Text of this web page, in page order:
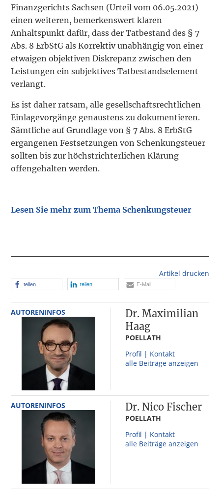
Finanzgerichts Sachsen (Urteil vom 06.05.2021)
einen weiteren, bemerkenswert klaren
Anhaltspunkt dafür, dass der Tatbestand des § 7
Abs. 8 ErbStG als Korrektiv unabhängig von einer
etwaigen objektiven Diskrepanz zwischen den
Leistungen ein subjektives Tatbestandselement
verlangt.
Es ist daher ratsam, alle gesellschaftsrechtlichen
Einlagevorgänge genaustens zu dokumentieren.
Sämtliche auf Grundlage von § 7 Abs. 8 ErbStG
ergangenen Festsetzungen von Schenkungsteuer
sollten bis zur höchstrichterlichen Klärung
offengehalten werden.
Lesen Sie mehr zum Thema Schenkungsteuer
Artikel drucken
teilen teilen E-Mail
AUTORENINFOS
Dr. Maximilian
Haag
POELLATH
Profil | Kontakt
alle Beiträge anzeigen
AUTORENINFOS Dr. Nico Fischer
POELLATH
Profil | Kontakt
alle Beiträge anzeigen